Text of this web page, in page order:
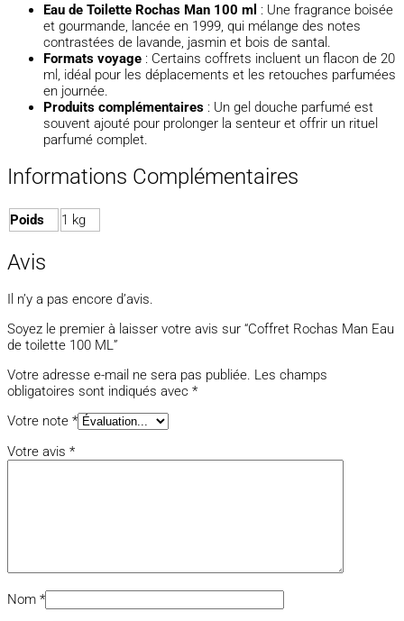
Eau de Toilette Rochas Man 100 ml : Une fragrance boisée
et gourmande, lancée en 1999, qui mélange des notes
contrastées de lavande, jasmin et bois de santal.
Formats voyage : Certains coffrets incluent un flacon de 20
ml, idéal pour les déplacements et les retouches parfumées
en journée.
Produits complémentaires : Un gel douche parfumé est
souvent ajouté pour prolonger la senteur et offrir un rituel
parfumé complet.
Informations Complémentaires
Poids 1 kg
Avis
Il n’y a pas encore d’avis.
Soyez le premier à laisser votre avis sur “Coffret Rochas Man Eau
de toilette 100 ML”
Votre adresse e-mail ne sera pas publiée. Les champs
obligatoires sont indiqués avec *
Votre note *
Votre avis *
Nom *